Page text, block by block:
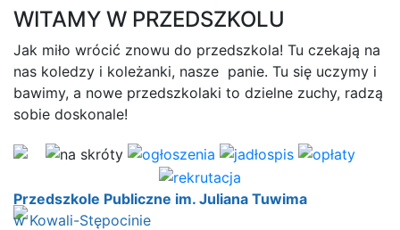
WITAMY W PRZEDSZKOLU
Jak miło wrócić znowu do przedszkola! Tu czekają na
nas koledzy i koleżanki, nasze panie. Tu się uczymy i
bawimy, a nowe przedszkolaki to dzielne zuchy, radzą
sobie doskonale!
Przedszkole Publiczne im. Juliana Tuwima
w Kowali-Stępocinie